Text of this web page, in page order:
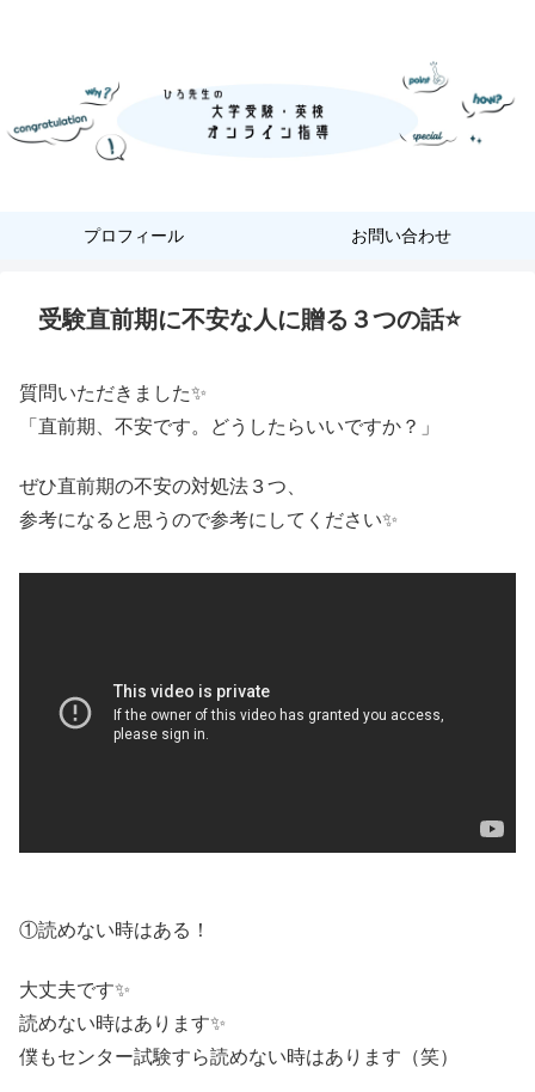
プロフィール お問い合わせ
受験直前期に不安な人に贈る３つの話⭐
質問いただきました✨
「直前期、不安です。どうしたらいいですか？」
ぜひ直前期の不安の対処法３つ、
参考になると思うので参考にしてください✨
①読めない時はある！
大丈夫です✨
読めない時はあります✨
僕もセンター試験すら読めない時はあります（笑）